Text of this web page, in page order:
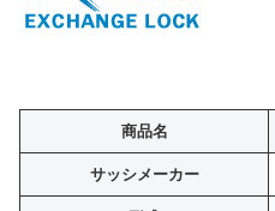
商品名
サッシメーカー